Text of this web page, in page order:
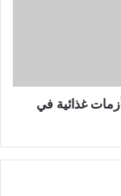
غذائية في